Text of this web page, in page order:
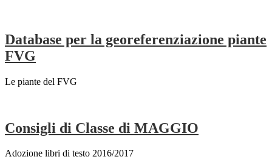
Database per la georeferenziazione piante
FVG
Le piante del FVG
Consigli di Classe di MAGGIO
Adozione libri di testo 2016/2017